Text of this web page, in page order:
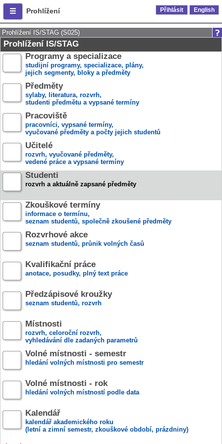
Prohlížení Přihlásit English
Prohlížení IS/STAG (S025)
Prohlížení IS/STAG
Programy a specializace
studijní programy, specializace, plány,
jejich segmenty, bloky a předměty
Předměty
sylaby, literatura, rozvrh,
studenti předmětu a vypsané termíny
Pracoviště
pracovníci, vypsané termíny,
vyučované předměty a počty jejich studentů
Učitelé
rozvrh, vyučované předměty,
vedené práce a vypsané termíny
Studenti
rozvrh a aktuálně zapsané předměty
Zkouškové termíny
informace o termínu,
seznam studentů, společně zkoušené předměty
Rozvrhové akce
seznam studentů, průnik volných časů
Kvalifikační práce
anotace, posudky, plný text práce
Předzápisové kroužky
seznam studentů, rozvrh
Místnosti
rozvrh, celoroční rozvrh,
vyhledávání dle zadaných parametrů
Volné místnosti - semestr
hledání volných místnosti pro semestr
Volné místnosti - rok
hledání volných místností podle data
Kalendář
kalendář akademického roku
(letní a zimní semestr, zkouškové období, prázdniny)